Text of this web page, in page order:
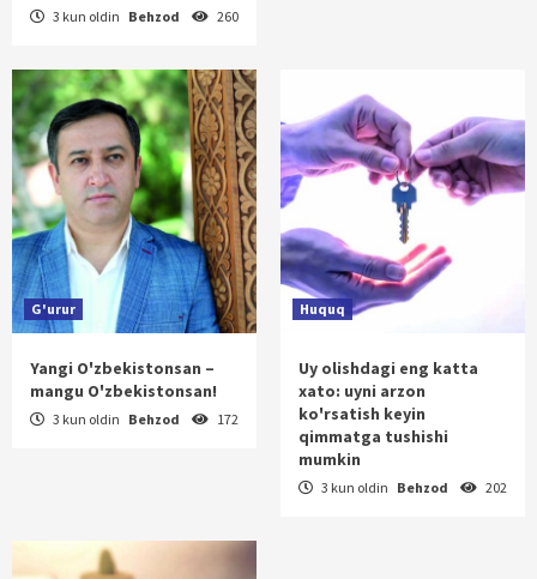
3 kun oldin Behzod 260
G'urur
Yangi O'zbekistonsan –
mangu O'zbekistonsan!
3 kun oldin Behzod 172
Huquq
Uy olishdagi eng katta
xato: uyni arzon
ko'rsatish keyin
qimmatga tushishi
mumkin
3 kun oldin Behzod 202